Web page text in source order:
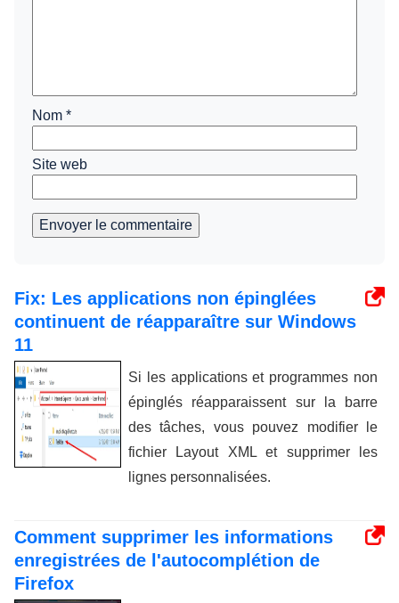
Nom *
Site web
Envoyer le commentaire
Fix: Les applications non épinglées
continuent de réapparaître sur Windows
11
Si les applications et programmes non
épinglés réapparaissent sur la barre
des tâches, vous pouvez modifier le
fichier Layout XML et supprimer les
lignes personnalisées.
Comment supprimer les informations
enregistrées de l'autocomplétion de
Firefox